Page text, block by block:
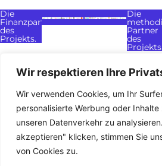
Wir respektieren Ihre
Wir verwenden Cookies, um Ihr
personalisierte Werbung oder
unseren Datenverkehr zu
akzeptieren" klicken, stimmen Sie
von Cookies zu.
Die
Finanzpartner
des
Projekts.
Die
Partner
des
Meine
Meinung
sagen
Rechtliche Hinweise
Kontakt